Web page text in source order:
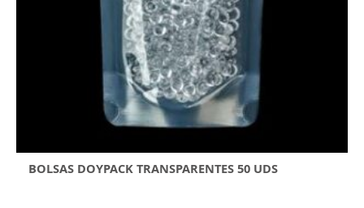
BOLSAS DOYPACK TRANSPARENTES 50 UDS